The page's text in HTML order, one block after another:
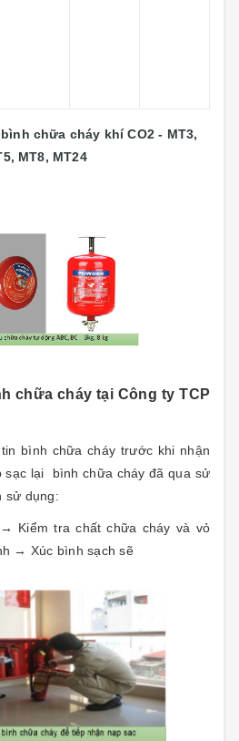
chữa cháy khí CO2 - MT3,
MT8, MT24
chữa cháy tại Công ty TCP
bình chữa cháy trước khi nhận
sạc lại bình chữa cháy đã qua sử
sử dụng:
Kiểm tra chất chữa cháy và vỏ
→ Xúc bình sạch sẽ